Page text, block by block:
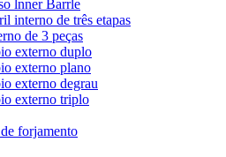
lnner Barrle
interno de três etapas
de 3 peças
externo duplo
externo plano
externo degrau
externo triplo
forjamento